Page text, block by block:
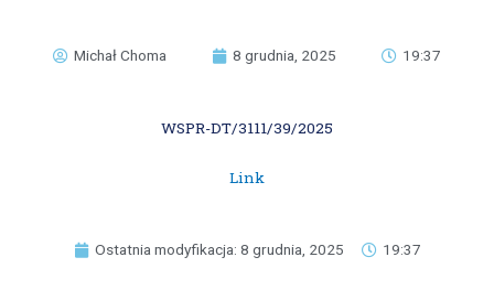
Michał Choma 8 grudnia, 2025 19:37
WSPR-DT/3111/39/2025
Link
Ostatnia modyfikacja: 8 grudnia, 2025 19:37